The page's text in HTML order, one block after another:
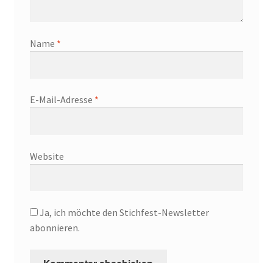
Name *
E-Mail-Adresse *
Website
Ja, ich möchte den Stichfest-Newsletter
abonnieren.